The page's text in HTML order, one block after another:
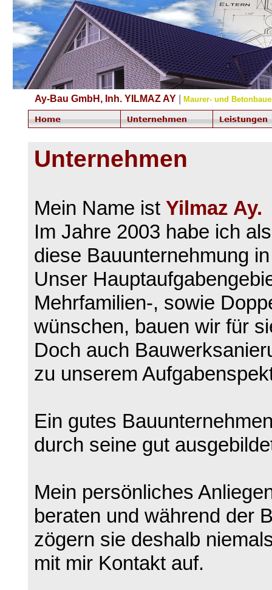
Ay-Bau GmbH, Inh. YILMAZ AY Maurer- und
Unternehmen
Mein Name ist Yilmaz Ay.
Im Jahre 2003 habe ich
diese Bauunternehmung
Unser
Mehrfamilien-, sowie
wünschen, bauen wir für
Doch auch
zu unserem
Ein gutes
durch seine gut
Mein persönliches
beraten und während der
zögern sie deshalb
mit mir Kontakt auf.